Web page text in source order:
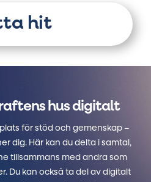
hit
hus digitalt
för stöd och gemenskap –
dig. Här kan du delta i samtal,
tillsammans med andra som
Du kan också ta del av digitalt